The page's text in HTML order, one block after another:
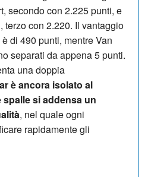
secondo con 2.225 punti, e
terzo con 2.220. Il vantaggio
di 490 punti, mentre Van
separati da appena 5 punti.
una doppia
è ancora isolato al
si addensa un
, nel quale ogni
rapidamente gli